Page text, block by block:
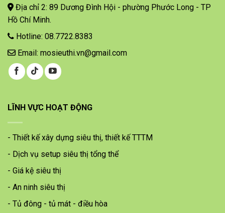
Địa chỉ 2: 89 Dương Đình Hội - phường Phước Long - TP
Hồ Chí Minh.
Hotline: 08.7722.8383
Email: mosieuthi.vn@gmail.com
LĨNH VỰC HOẠT ĐỘNG
- Thiết kế xây dựng siêu thị, thiết kế TTTM
- Dịch vụ setup siêu thị tổng thể
- Giá kệ siêu thị
- An ninh siêu thị
- Tủ đông - tủ mát - điều hòa